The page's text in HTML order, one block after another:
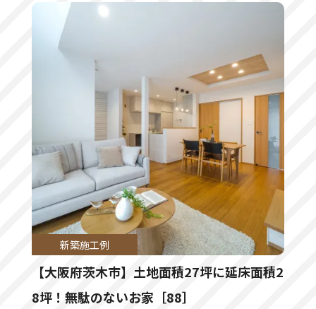
新築施工例
【大阪府茨木市】土地面積27坪に延床面積2
8坪！無駄のないお家［88］